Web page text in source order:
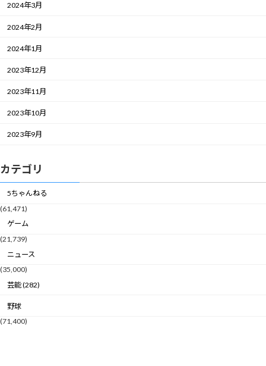
2024年3月
2024年2月
2024年1月
2023年12月
2023年11月
2023年10月
2023年9月
カテゴリ
5ちゃんねる
(61,471)
ゲーム
(21,739)
ニュース
(35,000)
芸能 (282)
野球
(71,400)